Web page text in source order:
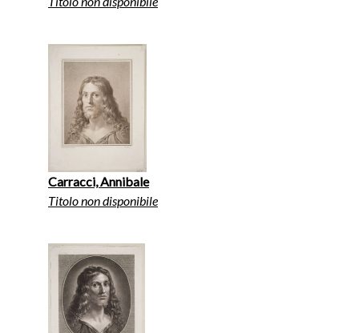
Carracci, Annibale
Titolo non disponibile